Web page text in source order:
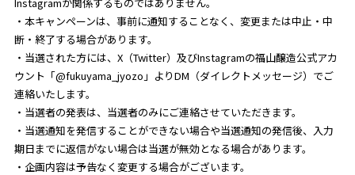
・本キャンペーンは、事前に通知することなく、変更または中止・中
断・終了する場合があります。
・当選された方には、X（Twitter）及びInstagramの福山醸造公式アカ
ウント「@fukuyama_jyozo」よりDM（ダイレクトメッセージ）でご
連絡いたします。
・当選者の発表は、当選者のみにご連絡させていただきます。
・当選通知を発信することができない場合や当選通知の発信後、入力
期日までに返信がない場合は当選が無効となる場合があります。
・企画内容は予告なく変更する場合がございます。